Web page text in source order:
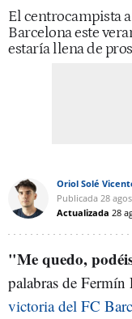
El centrocampista
Barcelona este
estaría llena de
Oriol Solé
Publicada 28
Actualizada 28
"Me quedo,
palabras de Fermín
victoria del FC